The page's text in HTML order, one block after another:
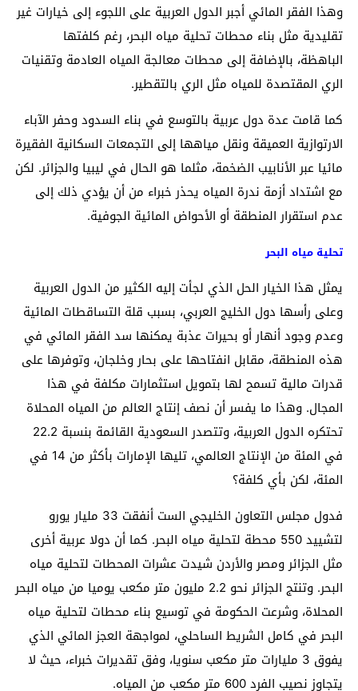
وهذا الفقر المائي أجبر الدول العربية على اللجوء إلى خيارات غير
تقليدية مثل بناء محطات تحلية مياه البحر، رغم كلفتها
الباهظة، بالإضافة إلى محطات معالجة المياه العادمة وتقنيات
الري المقتصدة للمياه مثل الري بالتقطير.
كما قامت عدة دول عربية بالتوسع في بناء السدود وحفر الآباء
الارتوازية العميقة ونقل مياهها إلى التجمعات السكانية الفقيرة
مائيا عبر الأنابيب الضخمة، مثلما هو الحال في ليبيا والجزائر. لكن
مع اشتداد أزمة ندرة المياه يحذر خبراء من أن يؤدي ذلك إلى
عدم استقرار المنطقة أو الأحواض المائية الجوفية.
تحلية مياه البحر
يمثل هذا الخيار الحل الذي لجأت إليه الكثير من الدول العربية
وعلى رأسها دول الخليج العربي، بسبب قلة التساقطات المائية
وعدم وجود أنهار أو بحيرات عذبة يمكنها سد الفقر المائي في
هذه المنطقة، مقابل انفتاحها على بحار وخلجان، وتوفرها على
قدرات مالية تسمح لها بتمويل استثمارات مكلفة في هذا
المجال. وهذا ما يفسر أن نصف إنتاج العالم من المياه المحلاة
تحتكره الدول العربية، وتتصدر السعودية القائمة بنسبة 22.2
في المئة من الإنتاج العالمي، تليها الإمارات بأكثر من 14 في
المئة، لكن بأي كلفة؟
فدول مجلس التعاون الخليجي الست أنفقت 33 مليار يورو
لتشييد 550 محطة لتحلية مياه البحر. كما أن دولا عربية أخرى
مثل الجزائر ومصر والأردن شيدت عشرات المحطات لتحلية مياه
البحر. وتنتج الجزائر نحو 2.2 مليون متر مكعب يوميا من مياه البحر
المحلاة، وشرعت الحكومة في توسيع بناء محطات لتحلية مياه
البحر في كامل الشريط الساحلي، لمواجهة العجز المائي الذي
يفوق 3 مليارات متر مكعب سنويا، وفق تقديرات خبراء، حيث لا
يتجاوز نصيب الفرد 600 متر مكعب من المياه.